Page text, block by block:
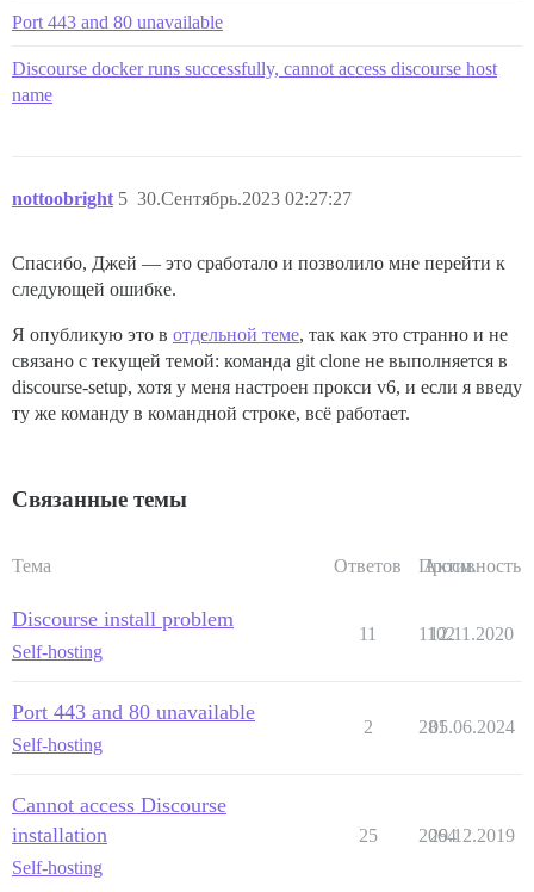
Port 443 and 80 unavailable
Discourse docker runs successfully, cannot access discourse host
name
nottoobright 30.Сентябрь.2023 02:27:27
5
Спасибо, Джей — это сработало и позволило мне перейти к
следующей ошибке.
Я опубликую это в отдельной теме, так как это странно и не
связано с текущей темой: команда git clone не выполняется в
discourse-setup, хотя у меня настроен прокси v6, и если я введу
ту же команду в командной строке, всё работает.
Связанные темы
Тема Ответов Просм.
Активность
Discourse install problem
Self-hosting
11 1102
12.11.2020
Port 443 and 80 unavailable
Self-hosting
2 281
05.06.2024
Cannot access Discourse
installation
Self-hosting
25 2064
29.12.2019